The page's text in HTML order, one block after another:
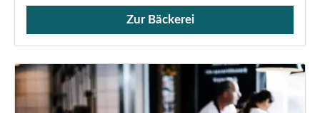
Verkauf von Brötchen,
Zur Bäckerei